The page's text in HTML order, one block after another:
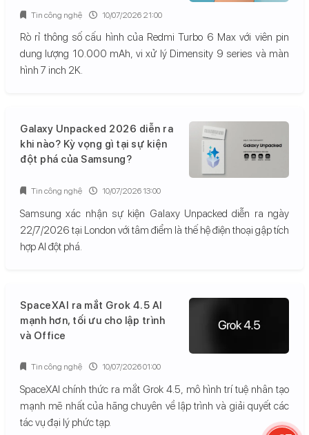
Rò rỉ thông số cấu hình của Redmi Turbo 6 Max với viên pin
dung lượng 10.000 mAh, vi xử lý Dimensity 9 series và màn
hình 7 inch 2K.
Tin công nghệ 10/07/2026 21:00
Galaxy Unpacked 2026 diễn ra
khi nào? Kỳ vọng gì tại sự kiện
đột phá của Samsung?
Samsung xác nhận sự kiện Galaxy Unpacked diễn ra ngày
22/7/2026 tại London với tâm điểm là thế hệ điện thoại gập tích
hợp AI đột phá.
Tin công nghệ 10/07/2026 13:00
SpaceXAI ra mắt Grok 4.5 AI
mạnh hơn, tối ưu cho lập trình
và Office
SpaceXAI chính thức ra mắt Grok 4.5, mô hình trí tuệ nhân tạo
mạnh mẽ nhất của hãng chuyên về lập trình và giải quyết các
tác vụ đại lý phức tạp.
Tin công nghệ 10/07/2026 01:00